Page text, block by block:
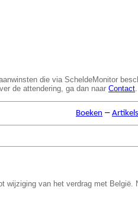
die via ScheldeMonitor
de attendering, ga dan naar Contact.
Boeken – Artikels
wijziging van het verdrag met